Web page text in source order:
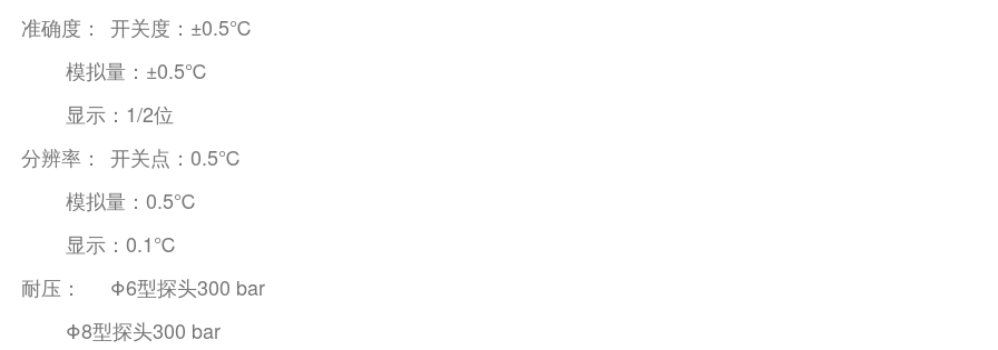
准确度：
开关度：±0.5℃
模拟量：±0.5℃
显示：1/2位
分辨率：
开关点：0.5℃
模拟量：0.5℃
显示：0.1℃
耐压：
Φ6型探头300 bar
Φ8型探头300 bar